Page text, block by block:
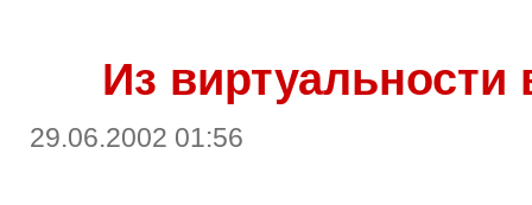
Из виртуальности
29.06.2002 01:56